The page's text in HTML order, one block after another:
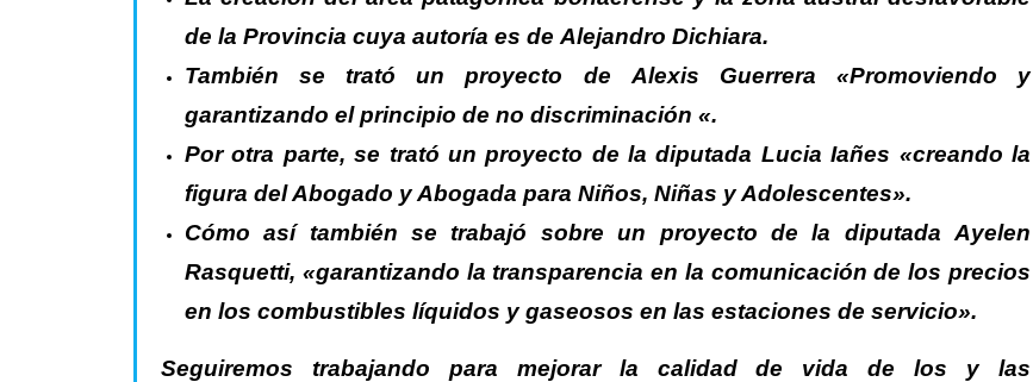
de la Provincia cuya autoría es de Alejandro Dichiara.
También se trató un proyecto de Alexis Guerrera «Promoviendo y
garantizando el principio de no discriminación «.
Por otra parte, se trató un proyecto de la diputada Lucia Iañes «creando la
figura del Abogado y Abogada para Niños, Niñas y Adolescentes».
Cómo así también se trabajó sobre un proyecto de la diputada Ayelen
Rasquetti, «garantizando la transparencia en la comunicación de los precios
en los combustibles líquidos y gaseosos en las estaciones de servicio».
Seguiremos trabajando para mejorar la calidad de vida de los y las